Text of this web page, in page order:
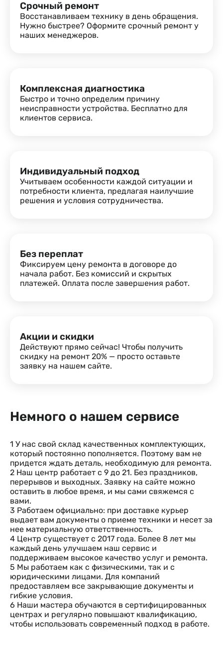
Срочный ремонт
Восстанавливаем технику в день обращения.
Нужно быстрее? Оформите срочный ремонт у
наших менеджеров.
Комплексная диагностика
Быстро и точно определим причину
неисправности устройства. Бесплатно для
клиентов сервиса.
Индивидуальный подход
Учитываем особенности каждой ситуации и
потребности клиента, предлагая наилучшие
решения и условия сотрудничества.
Без переплат
Фиксируем цену ремонта в договоре до
начала работ. Без комиссий и скрытых
платежей. Оплата после завершения работ.
Акции и скидки
Действуют прямо сейчас! Чтобы получить
скидку на ремонт 20% — просто оставьте
заявку на нашем сайте.
Немного о нашем сервисе
1
который постоянно пополняется. Поэтому вам не
придется ждать деталь, необходимую для ремонта.
2
перерывов и выходных. Заявку на сайте можно
оставить в любое время, и мы сами свяжемся с
вами.
3
выдает вам документы о приеме техники и несет за
нее материальную ответственность.
4
каждый день улучшаем наш сервис и
поддерживаем высокое качество услуг и ремонта.
5
юридическими лицами. Для компаний
предоставляем все закрывающие документы и
гибкие условия.
6
центрах и регулярно повышают квалификацию,
чтобы использовать современный подход в работе.